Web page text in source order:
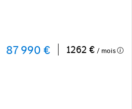
87 990 € 1262 € / mois